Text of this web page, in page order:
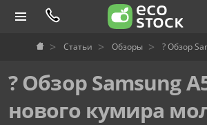
Статьи Обзоры ? Обзор
? Обзор Samsung
нового кумира